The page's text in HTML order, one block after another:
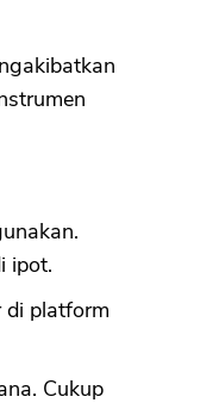
ipot.
di platform
Cukup